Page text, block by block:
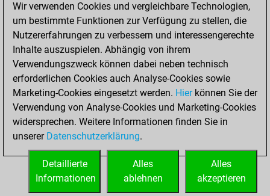
Matt auf vollem Brett
0
Bauer setzt Matt
0
Erstickte Matts
Unterverwandlungen
Türme auf der siebten
0
STARTSEITE
Wir verwenden Cookies und vergleichbare Technologien,
um bestimmte Funktionen zur Verfügung zu stellen, die
Nutzererfahrungen zu verbessern und interessengerechte
Inhalte auszuspielen. Abhängig von ihrem
Verwendungszweck können dabei neben technisch
erforderlichen Cookies auch Analyse-Cookies sowie
Marketing-Cookies eingesetzt werden. Hierkönnen Sie der
Verwendung von Analyse-Cookies und Marketing-Cookies
widersprechen. Weitere Informationen finden Sie in
unserer Datenschutzerklärung.
Alles
akzeptieren
Alles
ablehnen
Detaillierte
Informationen